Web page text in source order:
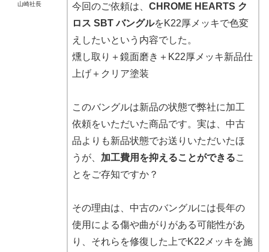
山崎社長
今回のご依頼は、 CHROME HEARTS ク
ロス SBT バングルをK22厚メッキで色変
えしたいという内容でした。
燻し取り＋鏡面磨き＋K22厚メッキ新品仕
上げ＋クリア塗装
このバングルは新品の状態で弊社に加工
依頼をいただいた商品です。実は、中古
品よりも新品状態でお送りいただいたほ
うが、 加工費用を抑えることができるこ
とをご存知ですか？
その理由は、中古のバングルには長年の
使用による傷や曲がりがある可能性があ
り、それらを修復した上でK22メッキを施